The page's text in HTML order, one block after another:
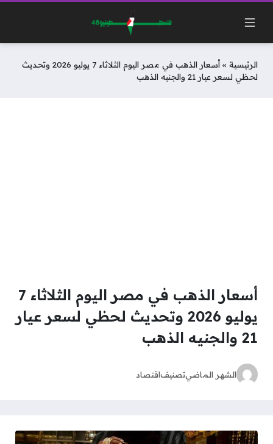
الرئيسية »
أسعار الذهب في مصر اليوم الثلاثاء 7 يوليو 2026 وتحديث
لحظي لسعر عيار 21 والجنيه الذهب
أسعار الذهب في مصر اليوم الثلاثاء 7
يوليو 2026 وتحديث لحظي لسعر عيار
21 والجنيه الذهب
الشهر الماضيتصنيفاقتصاد